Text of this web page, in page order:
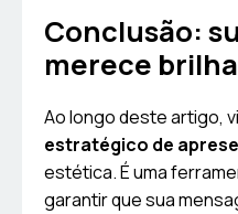
Conclusão:
merece
Ao longo deste artigo,
estratégico de
estética. É uma
garantir que sua